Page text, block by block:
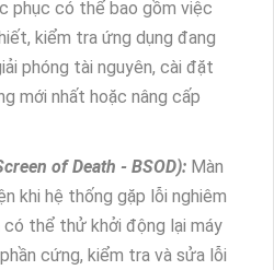
phục có thể bao gồm việc
kiểm tra ứng dụng đang
phóng tài nguyên, cài đặt
mới nhất hoặc nâng cấp
of Death - BSOD): Màn
khi hệ thống gặp lỗi nghiêm
thể thử khởi động lại máy
cứng, kiểm tra và sửa lỗi